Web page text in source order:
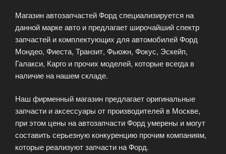
Магазин автозапчастей Форд специализируется на
данной марке авто и предлагает широчайший спектр
запчастей и комплектующих для автомобилей Форд
Мондео, Фиеста, Транзит, Фьюжн, Фокус, Эскейп,
Галакси, Карго и прочих моделей, которые всегда в
наличие на нашем складе.
Наш фирменный магазин предлагает оригинальные
запчасти и аксессуары от производителей в Москве,
при этом цены на автозапчасти Форд умерены и могут
составить серьезную конкуренцию прочим компаниям,
которые реализуют запчасти на Форд.